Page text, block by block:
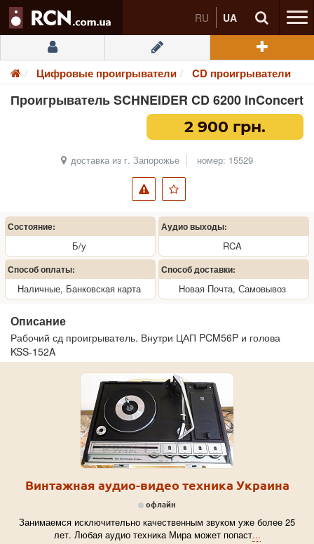
RU UA
Цифровые проигрыватели CD проигрыватели
Проигрыватель SCHNEIDER CD 6200 InConcert
2 900 грн.
доставка из г. Запорожье номер: 15529
Состояние:
Б/у
Аудио выходы:
RCA
Способ оплаты:
Наличные, Банковская карта
Способ доставки:
Новая Почта, Самовывоз
Описание
Рабочий сд проигрыватель. Внутри ЦАП PCM56P и голова
KSS-152A
Винтажная аудио-видео техника Украина
офлайн
Занимаемся исключительно качественным звуком уже более 25
лет. Любая аудио техника Мира может попаст...